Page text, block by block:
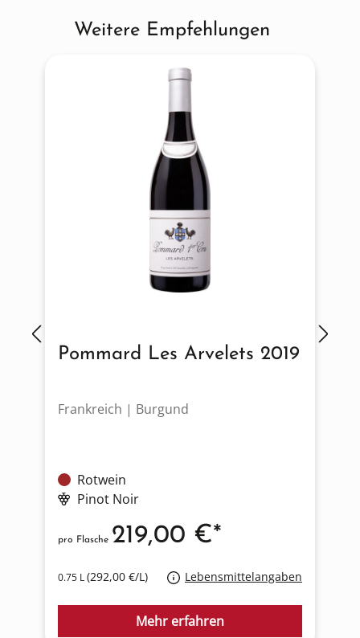
Produktgalerie überspringen
Weitere Empfehlungen
Pommard Les Arvelets 2019
Frankreich | Burgund
Rotwein
Pinot Noir
0.75 L(292,00 €/L) Lebensmittelangaben
pro Flasche 219,00 €*
Mehr erfahren